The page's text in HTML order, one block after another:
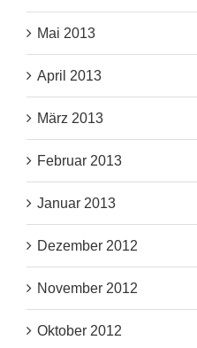
Mai 2013
April 2013
März 2013
Februar 2013
Januar 2013
Dezember 2012
November 2012
Oktober 2012